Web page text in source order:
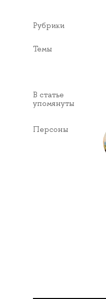
Рубрики
Темы
В статье
упомянуты
Персоны